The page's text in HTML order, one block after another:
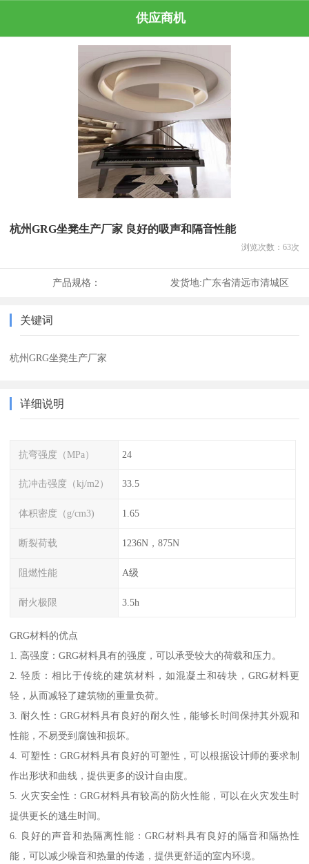
供应商机
杭州GRG坐凳生产厂家 良好的吸声和隔音性能
浏览次数： 63次
产品规格： 发货地:广东省清远市清城区
关键词
杭州GRG坐凳生产厂家
详细说明
抗弯强度（MPa） 24
抗冲击强度（kj/m2） 33.5
体积密度（g/cm3) 1.65
断裂荷载 1236N，875N
阻燃性能 A级
耐火极限 3.5h
GRG材料的优点
1. 高强度：GRG材料具有的强度，可以承受较大的荷载和压力。
2. 轻质：相比于传统的建筑材料，如混凝土和砖块，GRG材料更
轻，从而减轻了建筑物的重量负荷。
3. 耐久性：GRG材料具有良好的耐久性，能够长时间保持其外观和
性能，不易受到腐蚀和损坏。
4. 可塑性：GRG材料具有良好的可塑性，可以根据设计师的要求制
作出形状和曲线，提供更多的设计自由度。
5. 火灾安全性：GRG材料具有较高的防火性能，可以在火灾发生时
提供更长的逃生时间。
6. 良好的声音和热隔离性能：GRG材料具有良好的隔音和隔热性
能，可以减少噪音和热量的传递，提供更舒适的室内环境。